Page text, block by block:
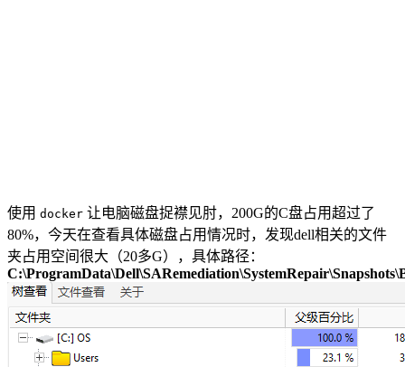
使用 docker 让电脑磁盘捉襟见肘，200G的C盘占用超过了
80%，今天在查看具体磁盘占用情况时，发现dell相关的文件
夹占用空间很大（20多G），具体路径：